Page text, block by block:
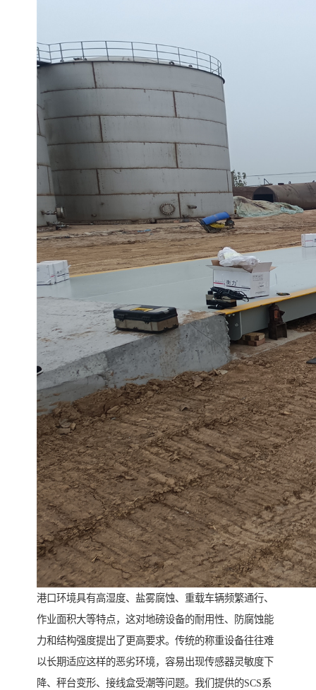
港口环境具有高湿度、盐雾腐蚀、重载车辆频繁通行、
作业面积大等特点，这对地磅设备的耐用性、防腐蚀能
力和结构强度提出了更高要求。传统的称重设备往往难
以长期适应这样的恶劣环境，容易出现传感器灵敏度下
降、秤台变形、接线盒受潮等问题。我们提供的SCS系